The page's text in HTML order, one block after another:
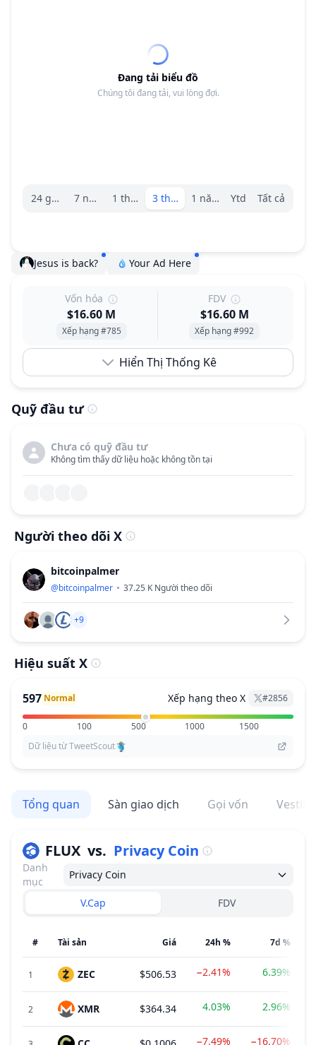
Đang tải biểu đồ
Chúng tôi đang tải, vui lòng đợi.
Trình chọn khoảng.
24 giờ 7 ngày 1 tháng 3 tháng 1 năm Ytd Tất cả
Jesus is back? Your Ad Here
Vốn hóa
$16.60 M
Xếp hạng #785
FDV
$16.60 M
Xếp hạng #992
Hiển Thị Thống Kê
Quỹ đầu tư
Chưa có quỹ đầu tư
Không tìm thấy dữ liệu hoặc không tồn tại
Người theo dõi X
bitcoinpalmer
@bitcoinpalmer 37.25 K Người theo dõi
+9
Hiệu suất X
597 Normal Xếp hạng theo X #2856
0 100 500 1000
1500
Dữ liệu từ TweetScout
Tổng quan Sàn giao dịch Gọi vốn Vesting
FLUX vs. Privacy Coin
Danh
mục
Privacy Coin
V.Cap FDV
# Tài sản Giá 24h % 7d %
1 ZEC $506.53 −2.41% 6.39%
2 XMR $364.34 4.03% 2.96%
−7.49% −16.70%